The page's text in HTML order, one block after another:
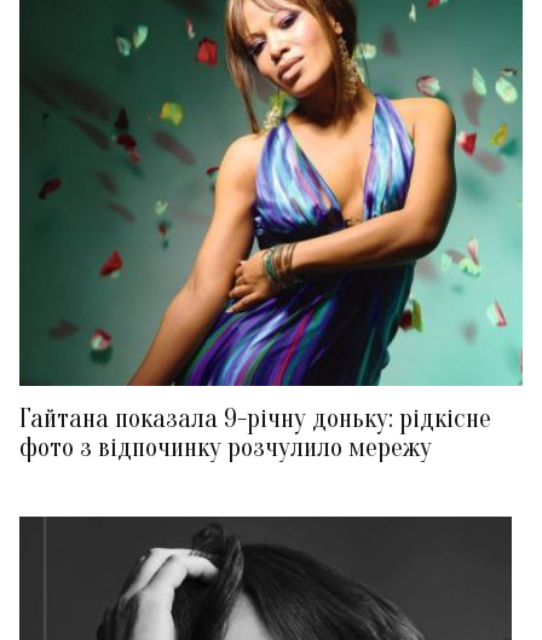
Гайтана показала 9-річну доньку: рідкісне
фото з відпочинку розчулило мережу